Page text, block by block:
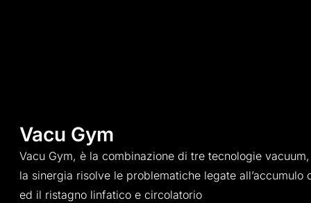
Vacu Gym
Vacu Gym, è la combinazione di tre tecnologie
la sinergia risolve le problematiche legate all’accumulo
ed il ristagno linfatico e circolatorio